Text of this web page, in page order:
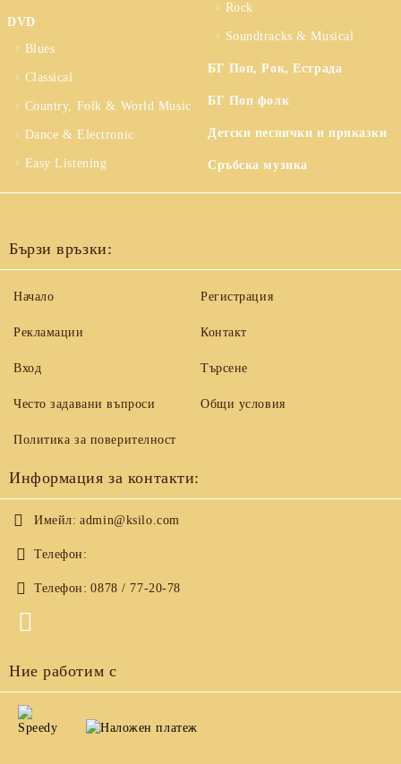
DVD
Blues
Classical
Country, Folk & World Music
Dance & Electronic
Easy Listening
Rock
Soundtracks & Musical
БГ Поп, Рок, Естрада
БГ Поп фолк
Детски песнички и приказки
Сръбска музика
Бързи връзки:
Начало
Рекламации
Вход
Често задавани въпроси
Регистрация
Контакт
Търсене
Общи условия
Политика за поверителност
Информация за контакти:
Имейл: admin@ksilo.com
Телефон:
Телефон: 0878 / 77-20-78
Ние работим с